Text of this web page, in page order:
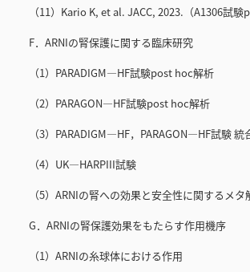
（11）Kario K, et al. JACC, 2023.（A1306試験
F．ARNIの腎保護に関する臨床研究
（1）PARADIGM—HF試験post hoc解析
（2）PARAGON—HF試験post hoc解析
（3）PARADIGM—HF，PARAGON—HF試験 統
（4）UK—HARPIII試験
（5）ARNIの腎への効果と安全性に関するメタ
G．ARNIの腎保護効果をもたらす作用機序
（1）ARNIの糸球体における作用